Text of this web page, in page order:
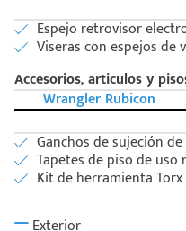
Espejo retrovisor
Viseras con espejos de
Accesorios, articulos y
Wrangler Rubicon
Ganchos de sujeción
Tapetes de piso de
Kit de herramienta Torx
Exterior